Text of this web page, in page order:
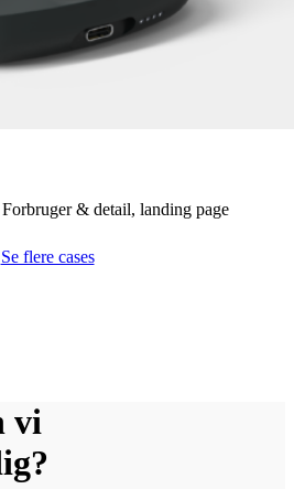
& detail, landing page
Se flere cases
vi